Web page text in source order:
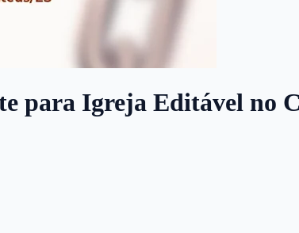
para Igreja Editável no